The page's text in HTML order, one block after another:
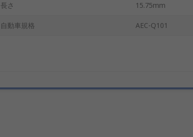
長さ 15.75mm
自動車規格 AEC-Q101